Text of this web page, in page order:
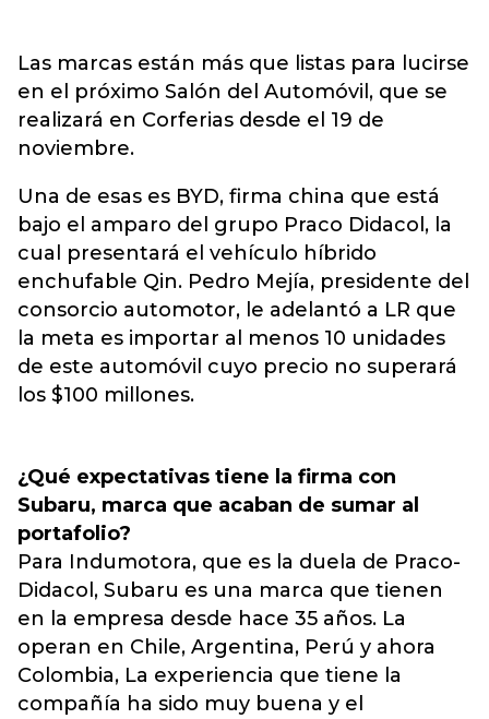
Las marcas están más que listas para lucirse
en el próximo Salón del Automóvil, que se
realizará en Corferias desde el 19 de
noviembre.
Una de esas es BYD, firma china que está
bajo el amparo del grupo Praco Didacol, la
cual presentará el vehículo híbrido
enchufable Qin. Pedro Mejía, presidente del
consorcio automotor, le adelantó a LR que
la meta es importar al menos 10 unidades
de este automóvil cuyo precio no superará
los $100 millones.
¿Qué expectativas tiene la firma con
Subaru, marca que acaban de sumar al
portafolio?
Para Indumotora, que es la duela de Praco-
Didacol, Subaru es una marca que tienen
en la empresa desde hace 35 años. La
operan en Chile, Argentina, Perú y ahora
Colombia, La experiencia que tiene la
compañía ha sido muy buena y el